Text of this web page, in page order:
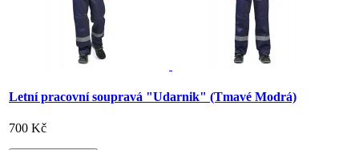
Letní pracovní soupravá "Udarnik" (Tmavé Modrá)
700 Kč